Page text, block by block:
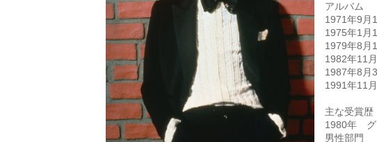
アルバム
1971年9
1975年1
1979年8
1982年11
1987年8
1991年11
主な受賞歴
1980年 グ
男性部門